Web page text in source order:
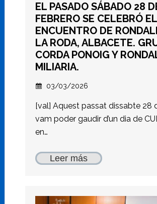
EL PASADO SÁBADO 28
FEBRERO SE CELEBRÓ
ENCUENTRO DE
LA RODA, ALBACETE.
CORDA PONOIG Y
MILIARIA.
03/03/2026
[val] Aquest passat dissabte 28
vam poder gaudir d’un dia de
en…
Leer más